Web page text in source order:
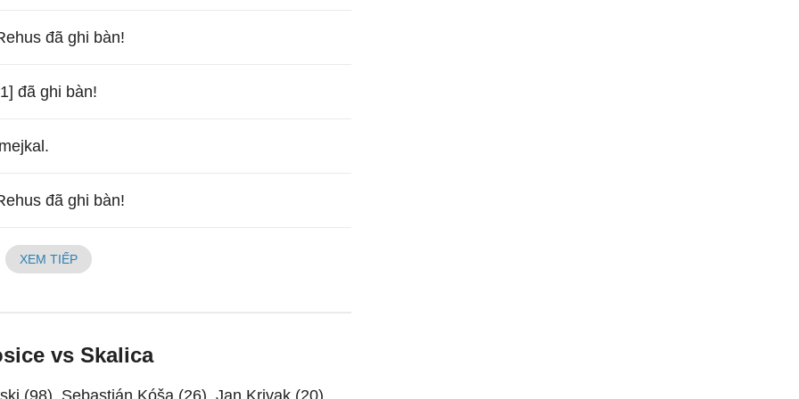
đã ghi bàn!
đã ghi bàn!
đã ghi bàn!
XEM TIẾP
vs Skalica
(98), Sebastián Kóša (26), Jan Krivak (20),